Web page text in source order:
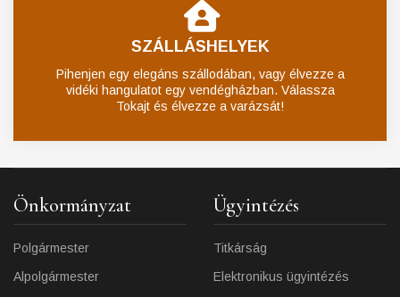
SZÁLLÁSHELYEK
Pihenjen egy elegáns szállodában, vagy élvezze a
vidéki hangulatot egy vendégházban. Válassza
Tokajt és élvezze a varázsát!
Önkormányzat
Polgármester
Alpolgármester
Ügyintézés
Titkárság
Elektronikus ügyintézés